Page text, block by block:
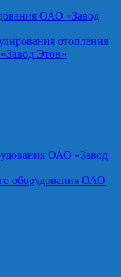
ОАО «Завод
отопления
Этон»
ОАО «Завод
оборудования ОАО